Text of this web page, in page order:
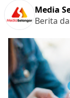
Media
Berita